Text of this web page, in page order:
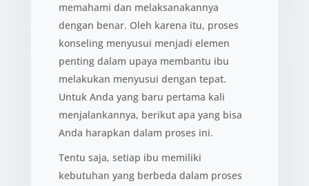
memahami dan melaksanakannya
dengan benar. Oleh karena itu, proses
konseling menyusui menjadi elemen
penting dalam upaya membantu ibu
melakukan menyusui dengan tepat.
Untuk Anda yang baru pertama kali
menjalankannya, berikut apa yang bisa
Anda harapkan dalam proses ini.
Tentu saja, setiap ibu memiliki
kebutuhan yang berbeda dalam proses